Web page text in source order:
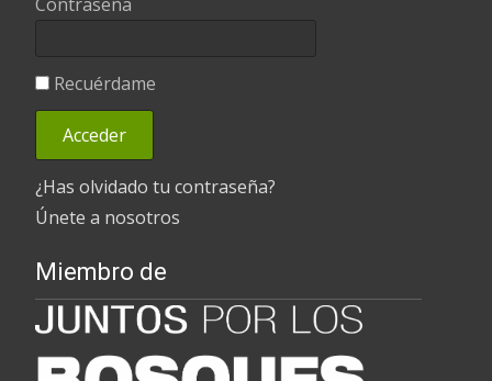
Recuérdame
¿Has olvidado tu contraseña?
Únete a nosotros
Miembro de